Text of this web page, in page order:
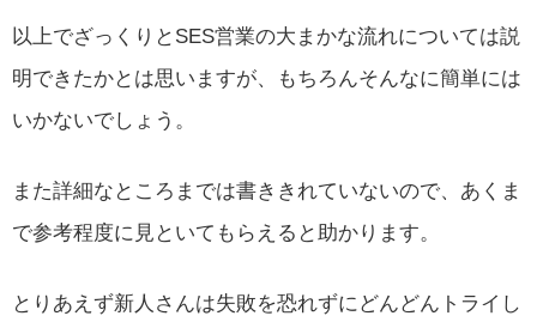
以上でざっくりとSES営業の大まかな流れについては説
明できたかとは思いますが、もちろんそんなに簡単には
いかないでしょう。
また詳細なところまでは書ききれていないので、あくま
で参考程度に見といてもらえると助かります。
とりあえず新人さんは失敗を恐れずにどんどんトライし